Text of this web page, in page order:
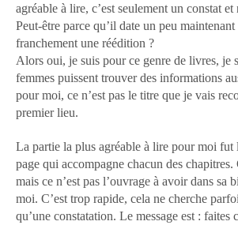
agréable à lire, c’est seulement un constat et
Peut-être parce qu’il date un peu
franchement une réédition ?
Alors oui, je suis pour ce genre de livres, je
femmes puissent trouver des informations
pour moi, ce n’est pas le titre que je vais
premier lieu.
La partie la plus agréable à lire pour moi fut
page qui accompagne chacun des chapitres.
mais ce n’est pas l’ouvrage à avoir dans sa
moi. C’est trop rapide, cela ne cherche
qu’une constatation. Le message est : faites